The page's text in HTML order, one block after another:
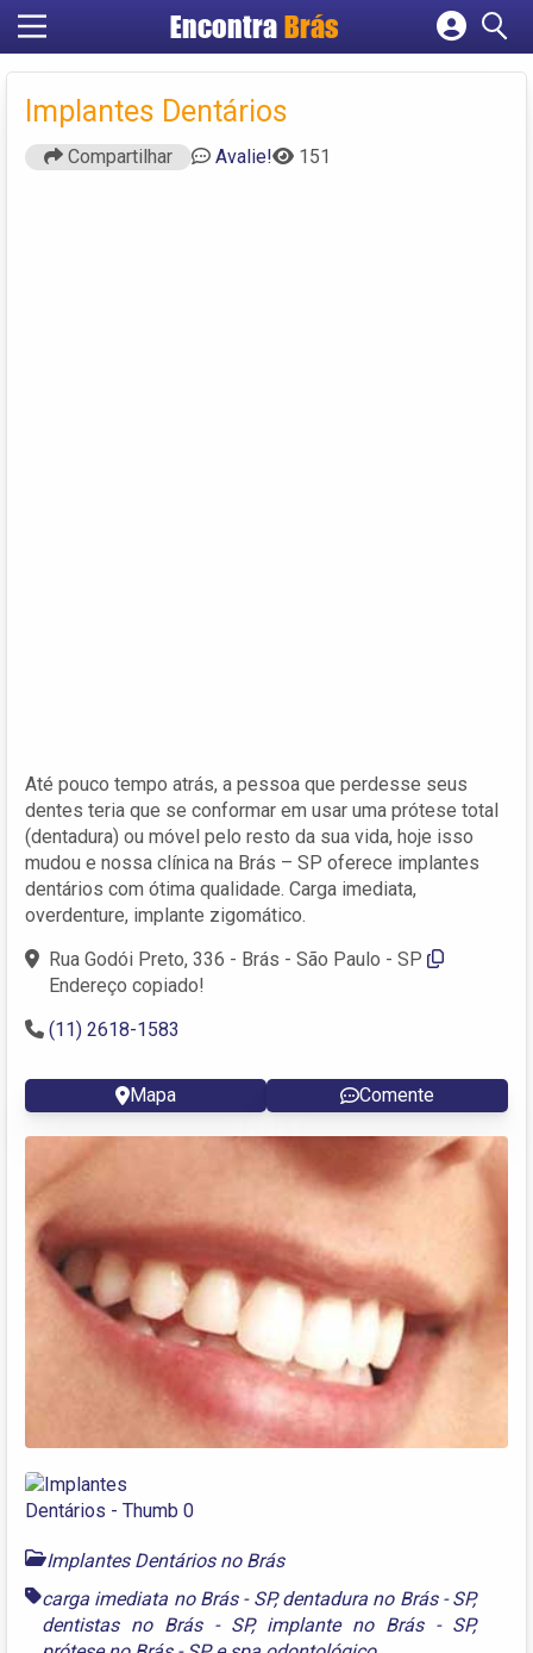
Encontra Brás
Cadastrar empresa
Criar conta
Implantes Dentários
Compartilhar Avalie! 151
Até pouco tempo atrás, a pessoa que perdesse seus
dentes teria que se conformar em usar uma prótese total
(dentadura) ou móvel pelo resto da sua vida, hoje isso
mudou e nossa clínica na Brás – SP oferece implantes
dentários com ótima qualidade. Carga imediata,
overdenture, implante zigomático.
Rua Godói Preto, 336 - Brás - São Paulo - SP
Endereço copiado!
(11) 2618-1583
Mapa Comente
Implantes Dentários no Brás
carga imediata no Brás - SP,dentadura no Brás - SP,
dentistas no Brás - SP, implante no Brás - SP,